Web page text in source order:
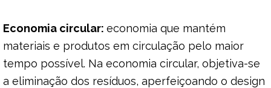
Economia circular: economia que mantém
materiais e produtos em circulação pelo maior
tempo possível. Na economia circular, objetiva-se
a eliminação dos resíduos, aperfeiçoando o design